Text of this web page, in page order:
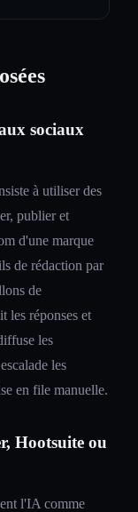
sociaux
à utiliser des
publier et
d'une marque
de rédaction par
de
les réponses et
les
les
en file manuelle.
Hootsuite ou
l'IA comme